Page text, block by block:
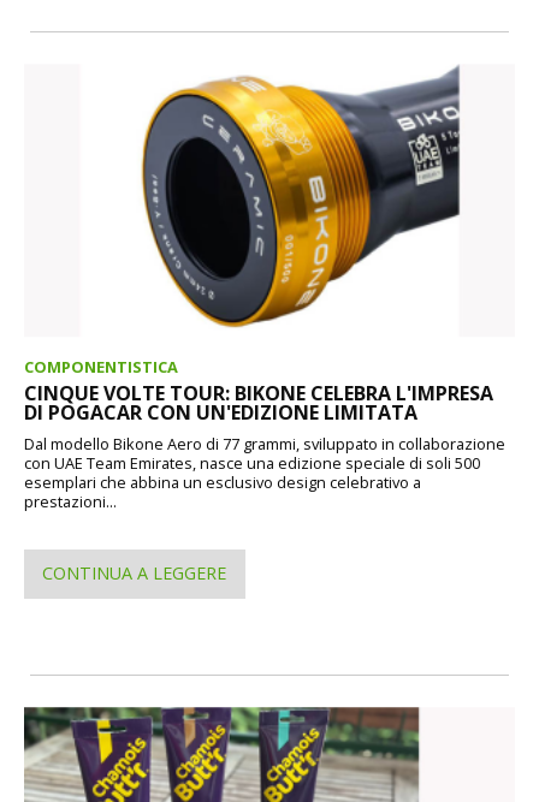
COMPONENTISTICA
CINQUE VOLTE TOUR: BIKONE CELEBRA L'IMPRESA
DI POGACAR CON UN'EDIZIONE LIMITATA
Dal modello Bikone Aero di 77 grammi, sviluppato in collaborazione
con UAE Team Emirates, nasce una edizione speciale di soli 500
esemplari che abbina un esclusivo design celebrativo a
prestazioni...
CONTINUA A LEGGERE